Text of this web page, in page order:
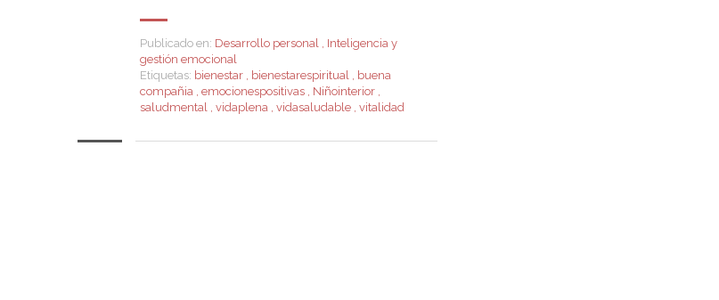
Publicado en: Desarrollo personal , Inteligencia y
gestión emocional
Etiquetas: bienestar , bienestarespiritual , buena
compañia , emocionespositivas , Niñointerior ,
saludmental , vidaplena , vidasaludable , vitalidad